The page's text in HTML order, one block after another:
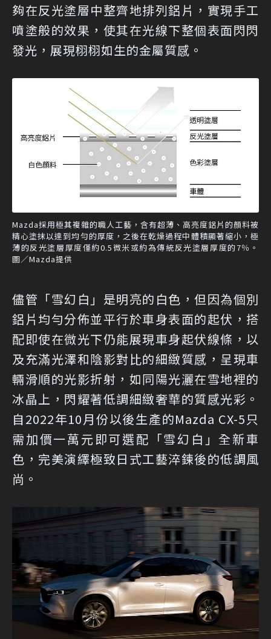
夠在反光塗層中整齊地排列鋁片，實現手工
噴塗般的效果，使其在光線下整個表面閃閃
發光，展現栩栩如生的金屬質感。
Mazda採用極其複雜的職人工藝，含有超薄、高亮度鋁片的顏料被
精心塗抹以達到均勻的厚度，之後在乾燥過程中體積顯著縮小，極
薄的反光塗層厚度僅約0.5微米或約為傳統反光塗層厚度的7％。
圖／Mazda提供
儘管「雪幻白」是明亮的白色，但因為個別
鋁片均勻分佈並平行於車身表面的起伏，搭
配即使在微光下仍能展現車身起伏線條，以
及充滿光澤和陰影對比的細緻質感，呈現車
輛滑順的光影折射，如同陽光灑在雪地裡的
冰晶上，閃耀著低調細緻奢華的質感光彩。
自2022年10月份以後生產的Mazda CX-5只
需加價一萬元即可選配「雪幻白」全新車
色，完美演繹極致日式工藝淬鍊後的低調風
尚。